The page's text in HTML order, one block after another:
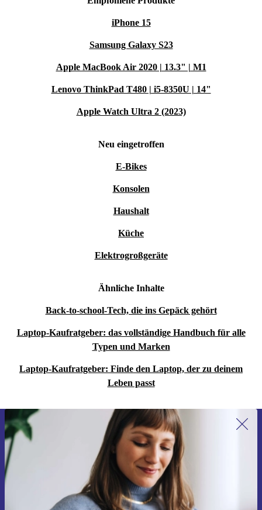
iPhone 15
Samsung Galaxy S23
Apple MacBook Air 2020 | 13.3" | M1
Lenovo ThinkPad T480 | i5-8350U | 14"
Apple Watch Ultra 2 (2023)
Neu eingetroffen
E-Bikes
Konsolen
Haushalt
Küche
Elektrogroßgeräte
Ähnliche Inhalte
Back-to-school-Tech, die ins Gepäck gehört
Laptop-Kaufratgeber: das vollständige Handbuch für alle
Typen und Marken
Laptop-Kaufratgeber: Finde den Laptop, der zu deinem
Leben passt
Erstmals zum Newsletter anmelden,
15 € sparen!
Verpasse kein Angebot mehr.